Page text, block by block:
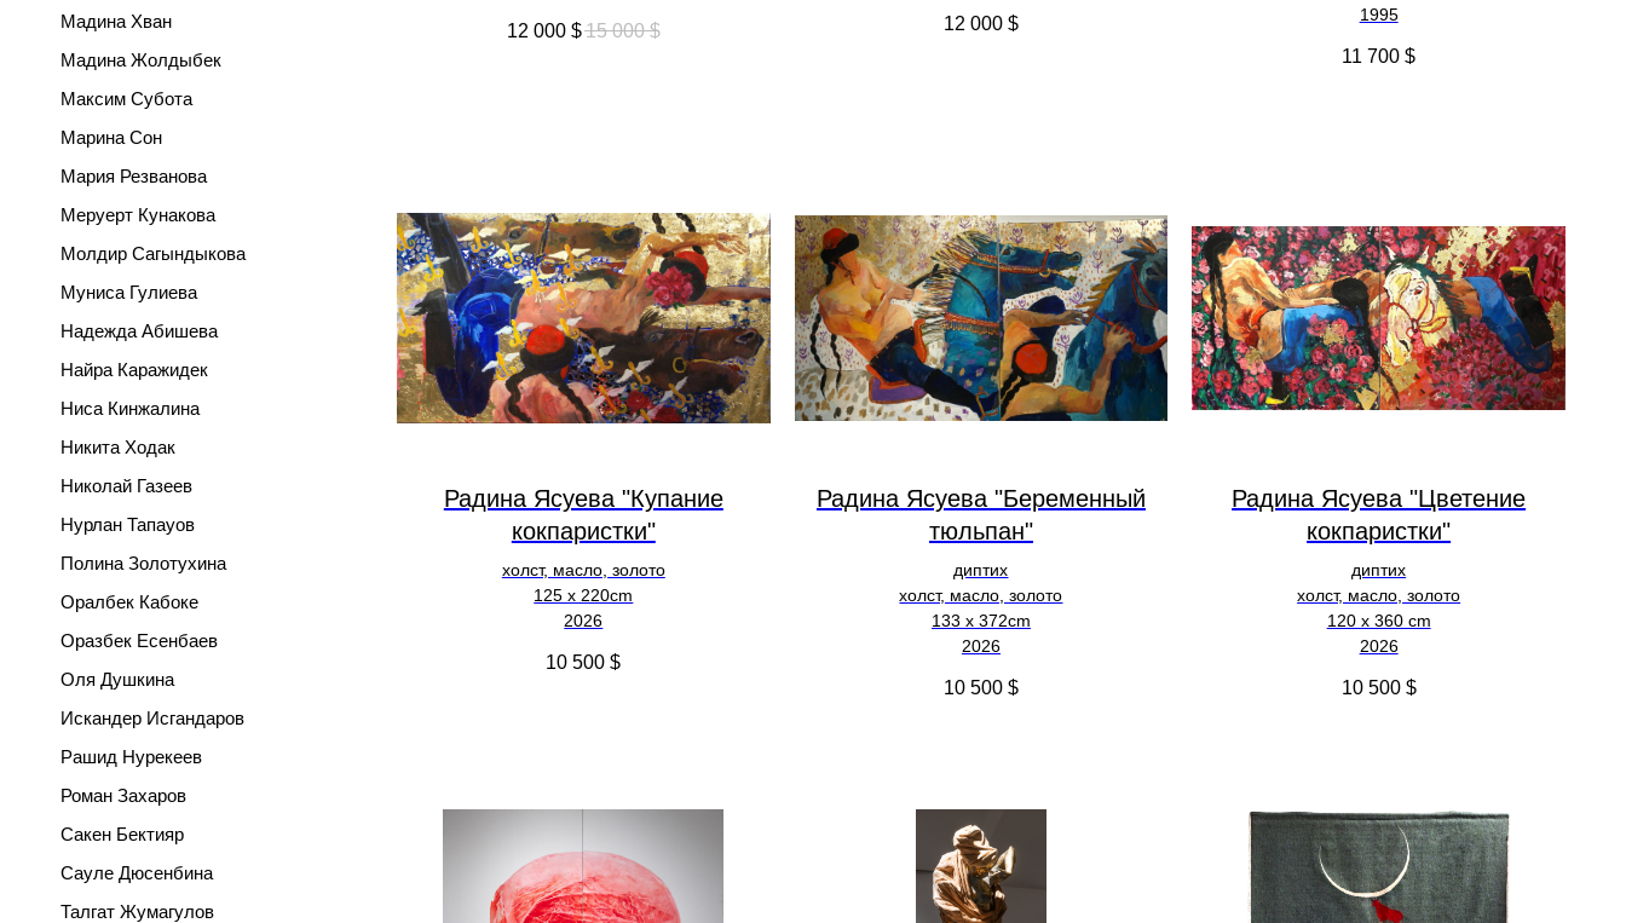
Мадина Хван
Мадина Жолдыбек
Максим Субота
Марина Сон
Мария Резванова
Меруерт Кунакова
Молдир Сагындыкова
Муниса Гулиева
Надежда Абишева
Найра Каражидек
Ниса Кинжалина
Никита Ходак
Николай Газеев
Нурлан Тапауов
Полина Золотухина
Оралбек Кабоке
Оразбек Есенбаев
Оля Душкина
Искандер Исгандаров
Рашид Нурекеев
Роман Захаров
Сакен Бектияр
Сауле Дюсенбина
Талгат Жумагулов
12 000 $15 000 $ 12 000 $
1995
11 700 $
Радина Ясуева "Купание
кокпаристки"
холст, масло, золото
125 х 220cm
2026
10 500 $
Радина Ясуева "Беременный
тюльпан"
диптих
холст, масло, золото
133 х 372cm
2026
10 500 $
Радина Ясуева "Цветение
кокпаристки"
диптих
холст, масло, золото
120 х 360 cm
2026
10 500 $